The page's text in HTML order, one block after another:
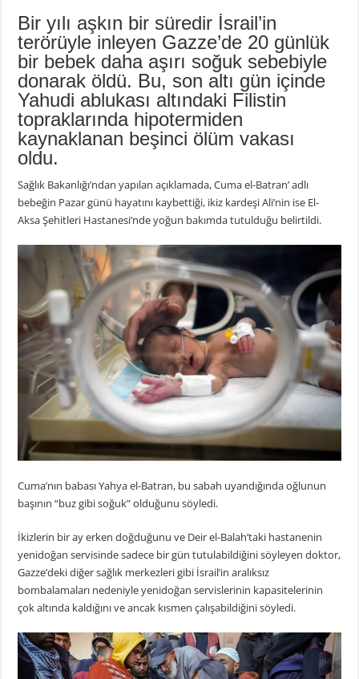
Bir yılı aşkın bir süredir İsrail’in
terörüyle inleyen Gazze’de 20 günlük
bir bebek daha aşırı soğuk sebebiyle
donarak öldü. Bu, son altı gün içinde
Yahudi ablukası altındaki Filistin
topraklarında hipotermiden
kaynaklanan beşinci ölüm vakası
oldu.
Sağlık Bakanlığı’ndan yapılan açıklamada, Cuma el-Batran’ adlı
bebeğin Pazar günü hayatını kaybettiği, ikiz kardeşi Ali’nin ise El-
Aksa Şehitleri Hastanesi’nde yoğun bakımda tutulduğu belirtildi.
Cuma’nın babası Yahya el-Batran, bu sabah uyandığında oğlunun
başının “buz gibi soğuk” olduğunu söyledi.
İkizlerin bir ay erken doğduğunu ve Deir el-Balah’taki hastanenin
yenidoğan servisinde sadece bir gün tutulabildiğini söyleyen doktor,
Gazze’deki diğer sağlık merkezleri gibi İsrail’in aralıksız
bombalamaları nedeniyle yenidoğan servislerinin kapasitelerinin
çok altında kaldığını ve ancak kısmen çalışabildiğini söyledi.